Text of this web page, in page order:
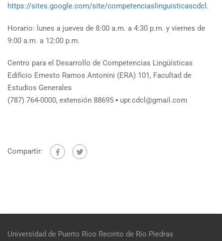
https://sites.google.com/site/competenciaslinguisticascdcl .
Horario: lunes a jueves de 8:00 a.m. a 4:30 p.m. y viernes de
9:00 a.m. a 12:00 p.m.
Centro para el Desarrollo de Competencias Lingüísticas
Edificio Ernesto Ramos Antonini (ERA) 101, Facultad de
Estudios Generales
(787) 764-0000, extensión 88695 ▪ upr.cdcl@gmail.com
Compartir:
Universidad de Puerto Rico Recinto de Río Piedras